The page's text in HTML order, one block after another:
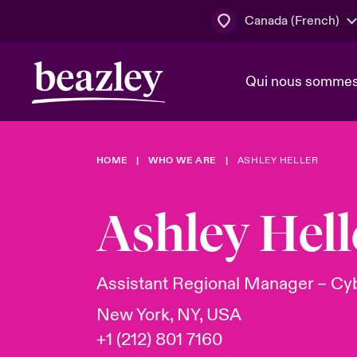
Canada (French)
Qui nous
Qui nous sommes
Conseil
Bonjour
Beazley.
Pleins feux
en 2024
Espace assurés
Client Cyber
HOME WHO WE ARE ASHLEY HELLER
Ashley
Assistant Regional Manager –
New York, NY, USA
+1 (212) 801 7160